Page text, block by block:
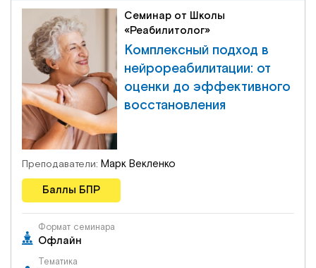
Семинар от Школы
«Реабилитолог»
Комплексный подход в
нейрореабилитации: от
оценки до эффективного
восстановления
Преподаватели: Марк Векленко
Баллы БПР
Формат семинара
Офлайн
Тематика